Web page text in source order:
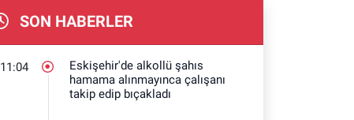
SON HABERLER
11:04
Eskişehir'de alkollü şahıs
hamama alınmayınca çalışanı
takip edip bıçakladı